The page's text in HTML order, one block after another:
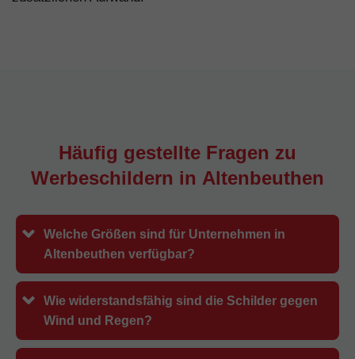
Häufig gestellte Fragen zu
Werbeschildern in Altenbeuthen
Welche Größen sind für Unternehmen in
Altenbeuthen verfügbar?
Wie widerstandsfähig sind die Schilder gegen
Wind und Regen?